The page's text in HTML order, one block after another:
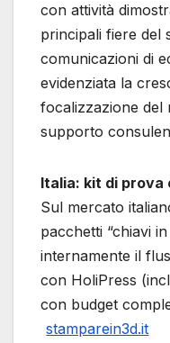
con attività
principali fiere del
comunicazioni di
evidenziata la
focalizzazione del
supporto
Italia: kit di prova
Sul mercato
pacchetti “chiavi
internamente il
con HoliPress
con budget
stamparein3d.it